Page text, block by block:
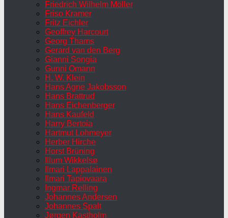
Friedrich Wilhelm Möller
Friso Kramer
Fritz Eichler
Geoffrey Harcourt
Georg Thams
Gerard van den Berg
Gianni Songia
Gunni Omann
H. W. Klein
Hans Agne Jakobsson
Hans Brattrud
Hans Eichenberger
Hans Kaufeld
Harry Bertoia
Hartmut Lohmeyer
Herber Hirche
Horst Brüning
Illum Wikkelsø
Ilmari Lappalainen
Ilmari Tapiovaara
Ingmar Relling
Johannes Andersen
Johannes Spalt
Jørgen Kastholm